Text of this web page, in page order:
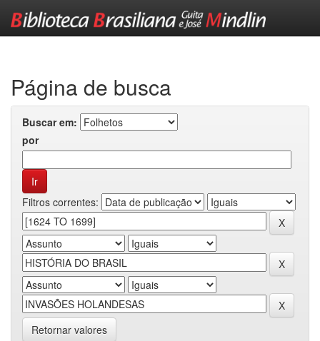
Página de busca
Buscar em:
por
Filtros correntes:
Retornar valores